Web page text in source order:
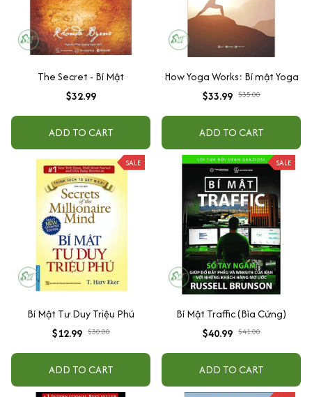
The Secret - Bí Mật
$32.99
ADD TO CART
How Yoga Works: Bí mật Yoga
$33.99 $35.00
ADD TO CART
SALE
Bí Mật Tư Duy Triệu Phú
$12.99 $30.00
ADD TO CART
SALE
Bí Mật Traffic (Bìa Cứng)
$40.99 $41.00
ADD TO CART